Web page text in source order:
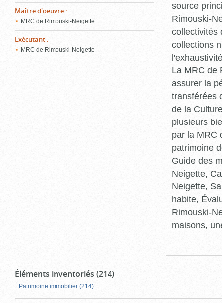
Maître d'oeuvre :
MRC de Rimouski-Neigette
Exécutant :
MRC de Rimouski-Neigette
source
Rimouski-
collectivités
collections
La MRC de
assurer la
transférées
de la
plusieurs
par la MRC
patrimoine
Guide des
Neigette,
Neigette,
habite,
Rimouski-
maisons,
Éléments inventoriés (214)
Patrimoine immobilier (214)